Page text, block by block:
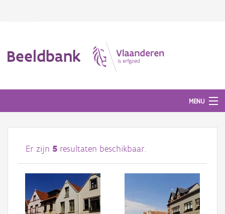
Beeldbank
MENU
Afbeeldingen
#BeeldIndeKijker
Hergebruik
Over ons
Er zijn 5 resultaten beschikbaar.